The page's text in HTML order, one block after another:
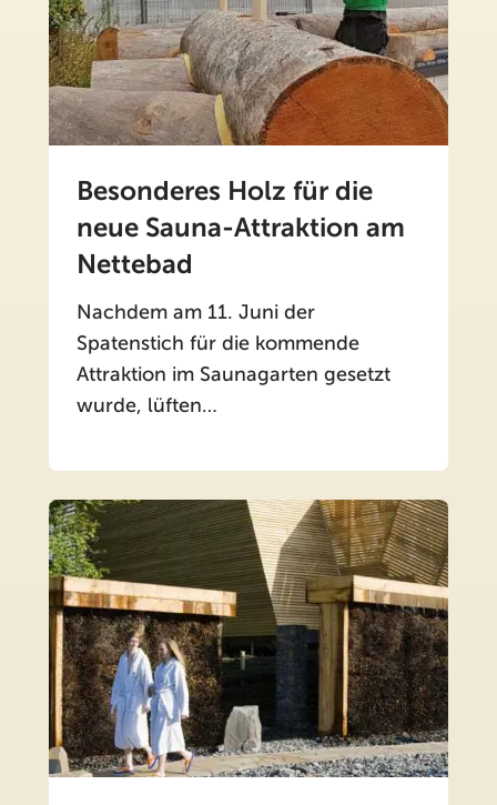
Besonderes Holz für die
neue Sauna-Attraktion am
Nettebad
Nachdem am 11. Juni der
Spatenstich für die kommende
Attraktion im Saunagarten gesetzt
wurde, lüften…